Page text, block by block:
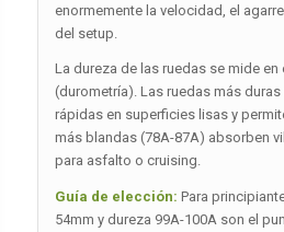
enormemente la velocidad, el
del setup.
La dureza de las ruedas se mide en
(durometría). Las ruedas más
rápidas en superficies lisas y
más blandas (78A-87A) absorben
para asfalto o cruising.
Guía de elección: Para
54mm y dureza 99A-100A son el